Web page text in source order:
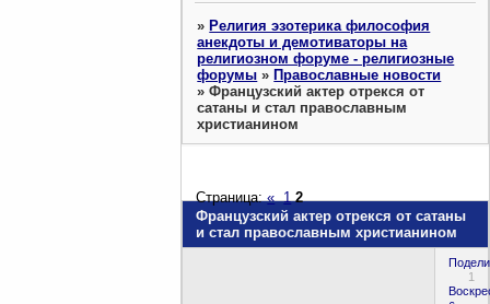
»Религия эзотерика философия
анекдоты и демотиваторы на
религиозном форуме - религиозные
форумы »Православные новости
»Французский актер отрекся от
сатаны и стал православным
христианином
Французский актер отрекся от сатаны
и стал православным христианином
Страница:« 1 2
1